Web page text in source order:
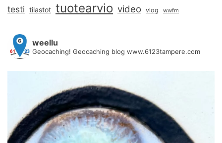
testi tilastot tuotearvio video vlog wwfm
weellu
Geocaching! Geocaching blog www.6123tampere.com